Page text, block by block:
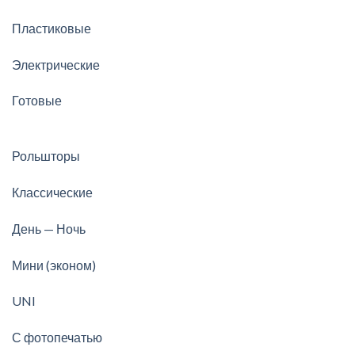
Пластиковые
Электрические
Готовые
Рольшторы
Классические
День — Ночь
Мини (эконом)
UNI
С фотопечатью